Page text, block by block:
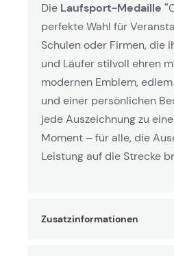
Die Laufsport-Medaille "
perfekte Wahl für
Schulen oder Firmen, die
und Läufer stilvoll ehren
modernen Emblem,
und einer persönlichen
jede Auszeichnung zu
Moment – für alle, die
Leistung auf die Strecke
Zusatzinformationen